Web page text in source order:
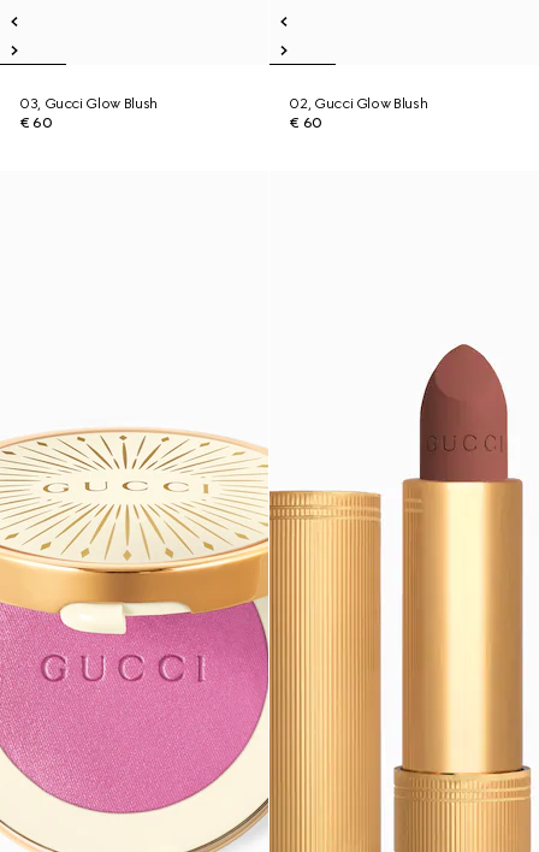
03, Gucci Glow Blush
€ 60
02, Gucci Glow Blush
€ 60